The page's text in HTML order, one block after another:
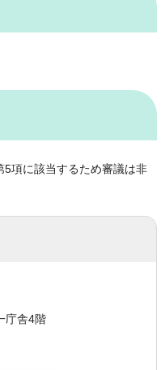
項に該当するため審議は非
庁舎4階